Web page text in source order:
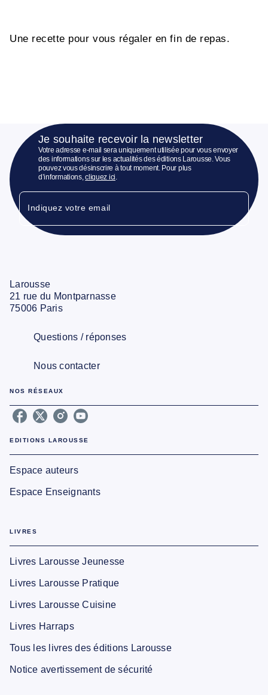
Une recette pour vous régaler en fin de repas.
Je souhaite recevoir la newsletter
Votre adresse e-mail sera uniquement utilisée pour vous envoyer
des informations sur les actualités des éditions Larousse. Vous
pouvez vous désinscrire à tout moment. Pour plus
d’informations,cliquez ici.
Indiquez votre email
Larousse
21 rue du Montparnasse
75006 Paris
Questions / réponses
Nous contacter
NOS RÉSEAUX
EDITIONS LAROUSSE
Espace auteurs
Espace Enseignants
LIVRES
Livres Larousse Jeunesse
Livres Larousse Pratique
Livres Larousse Cuisine
Livres Harraps
Tous les livres des éditions Larousse
Notice avertissement de sécurité